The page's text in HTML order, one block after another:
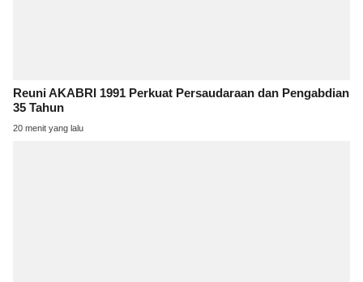
Reuni AKABRI 1991 Perkuat Persaudaraan dan Pengabdian
35 Tahun
20 menit yang lalu